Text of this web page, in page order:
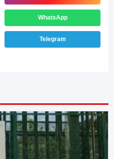
WhatsApp
Telegram